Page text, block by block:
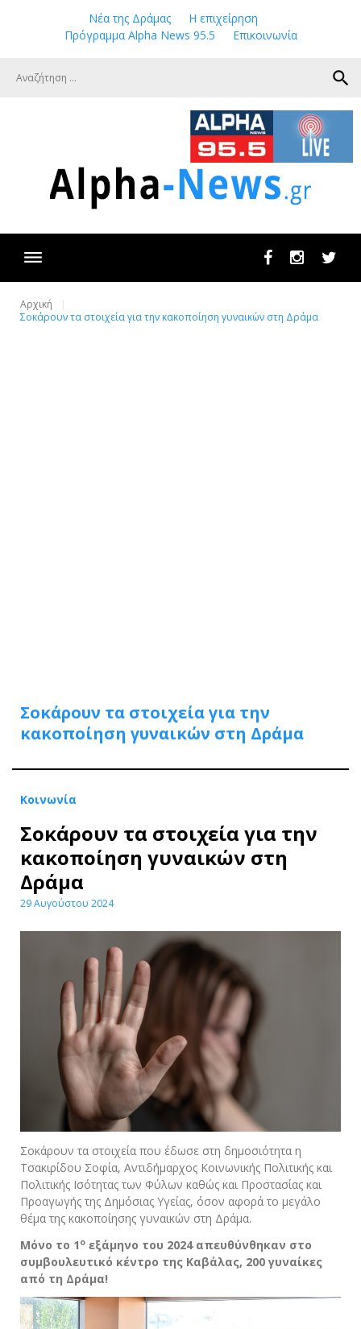
Νέα της Δράμας
Η επιχείρηση
Πρόγραμμα Alpha News 95.5
Επικοινωνία
search
FacebookInstagram
Αρχική
Σοκάρουν τα στοιχεία για την κακοποίηση γυναικών στη Δράμα
Σοκάρουν τα στοιχεία για την
κακοποίηση γυναικών στη Δράμα
Κοινωνία
Σοκάρουν τα στοιχεία για την
κακοποίηση γυναικών στη
Δράμα
29 Αυγούστου 2024
Σοκάρουν τα στοιχεία που έδωσε στη δημοσιότητα η
Τσακιρίδου Σοφία, Αντιδήμαρχος Κοινωνικής Πολιτικής και
Πολιτικής Ισότητας των Φύλων καθώς και Προστασίας και
Προαγωγής της Δημόσιας Υγείας, όσον αφορά το μεγάλο
θέμα της κακοποίησης γυναικών στη Δράμα.
Μόνο το 1 ο εξάμηνο του 2024 απευθύνθηκαν στο
συμβουλευτικό κέντρο της Καβάλας, 200 γυναίκες
από τη Δράμα!